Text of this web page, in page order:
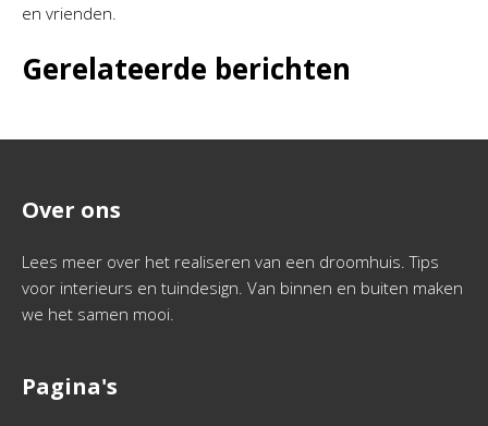
en vrienden.
Gerelateerde berichten
Over ons
Lees meer over het realiseren van een droomhuis. Tips
voor interieurs en tuindesign. Van binnen en buiten maken
we het samen mooi.
Pagina's